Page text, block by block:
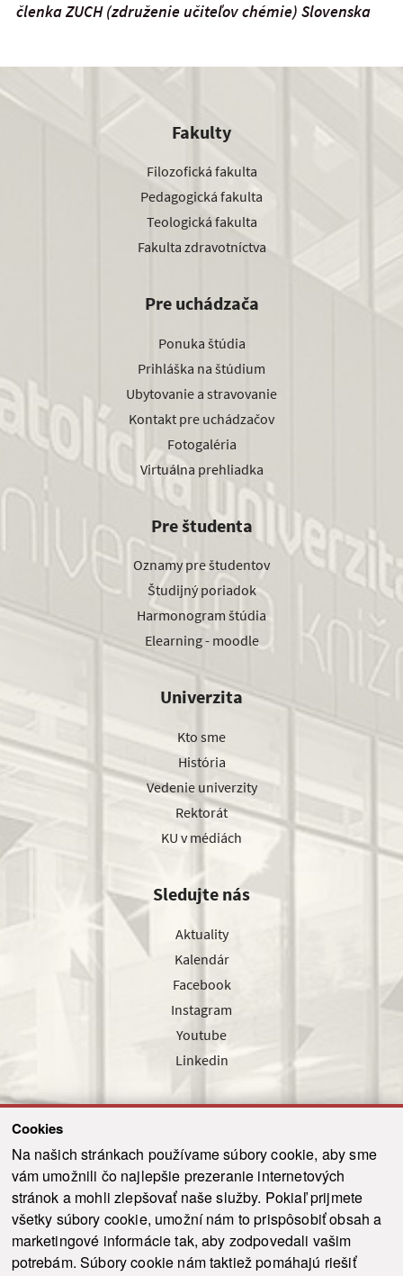
Cookies
Na našich stránkach používame súbory cookie, aby sme
vám umožnili čo najlepšie prezeranie internetových
stránok a mohli zlepšovať naše služby. Pokiaľ prijmete
všetky súbory cookie, umožní nám to prispôsobiť obsah a
marketingové informácie tak, aby zodpovedali vašim
potrebám. Súbory cookie nám taktiež pomáhajú riešiť
členka ZUCH (združenie učiteľov chémie) Slovenska
Fakulty
Filozofická fakulta
Pedagogická fakulta
Teologická fakulta
Fakulta zdravotníctva
Pre uchádzača
Ponuka štúdia
Prihláška na štúdium
Ubytovanie a stravovanie
Kontakt pre uchádzačov
Fotogaléria
Virtuálna prehliadka
Pre študenta
Oznamy pre študentov
Študijný poriadok
Harmonogram štúdia
Elearning - moodle
Univerzita
Kto sme
História
Vedenie univerzity
Rektorát
KU v médiách
Sledujte nás
Aktuality
Kalendár
Facebook
Instagram
Youtube
Linkedin
Odoslať